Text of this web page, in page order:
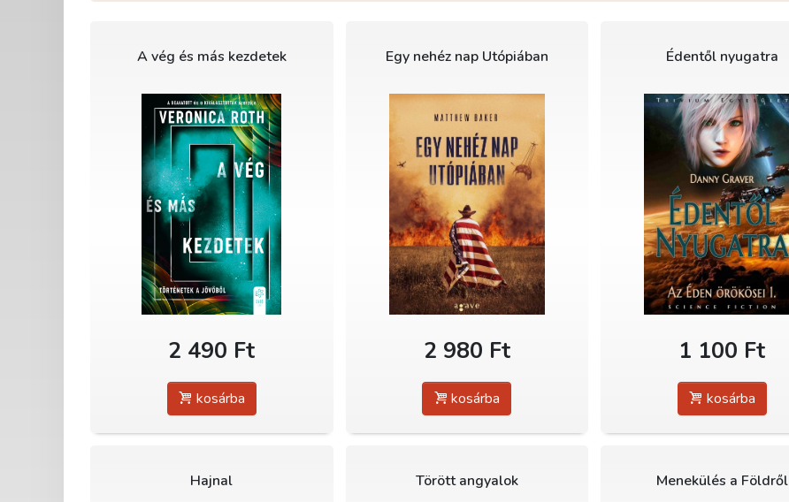
A vég és más kezdetek
2 490 Ft
kosárba
Egy nehéz nap Utópiában
2 980 Ft
kosárba
Édentől nyugatra
1 100 Ft
kosárba
Hajnal Törött angyalok Menekülés a Földről